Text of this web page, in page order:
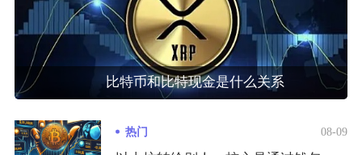
比特币和比特现金是什么关系
热门 08-09